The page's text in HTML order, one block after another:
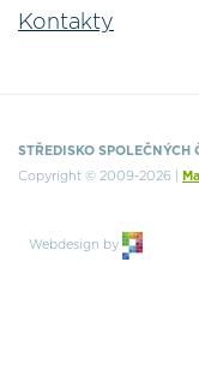
Kontakty
STŘEDISKO
Copyright © 2009-2026 |
Webdesign by